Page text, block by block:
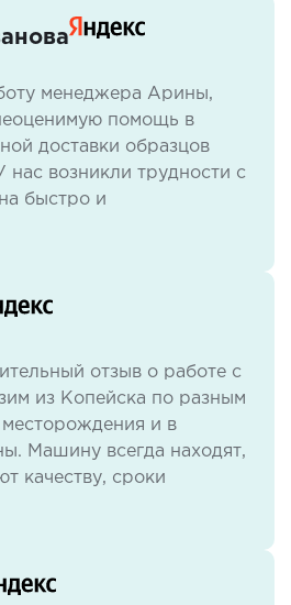
менеджера Арины,
помощь в
доставки образцов
нас возникли трудности с
быстро и
с ситуацией.
специалистами.
отзыв о работе с
из Копейска по разным
и в
Машину всегда находят,
качеству, сроки
это ключевые